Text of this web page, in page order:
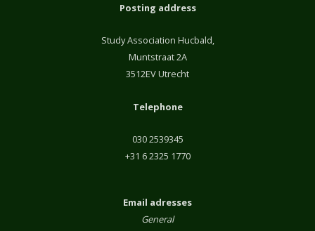
Posting address
Study Association Hucbald,
Muntstraat 2A
3512EV Utrecht
Telephone
030 2539345
+31 6 2325 1770
Email adresses
General